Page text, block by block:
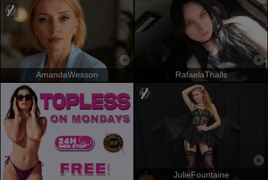
AmandaWesson RafaelaThalls
JulieFountaine